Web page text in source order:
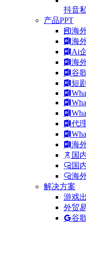
抖音
产品PPT
海
海
Ai
海
谷
短
代
海
国
国
海
解决方案
游戏
外贸
谷